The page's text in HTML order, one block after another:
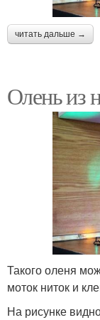
читать дальше →
Олень из
Такого оленя
моток ниток и
На рисунке